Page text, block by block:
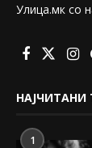
Улица.мк со
НАЈЧИТАНИ
1